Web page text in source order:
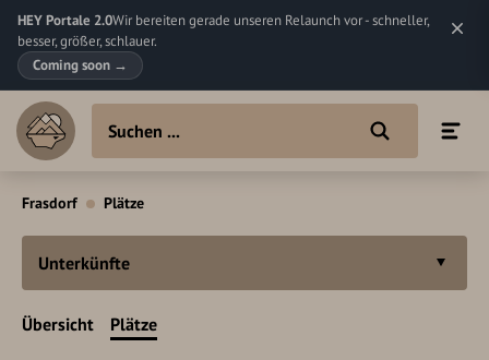
HEY Portale 2.0Wir bereiten gerade unseren Relaunch vor - schneller,
besser, größer, schlauer.
Coming soon →
Frasdorf Plätze
Unterkünfte
Übersicht Plätze